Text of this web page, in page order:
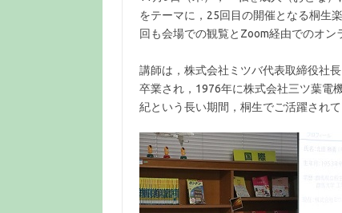
をテーマに，25回目の開催となる桐生
回も会場での観覧とZoom経由でのオン
講師は，株式会社ミツバ代表取締役社
卒業され，1976年に株式会社三ツ葉電
紀という長い期間，桐生でご活躍され